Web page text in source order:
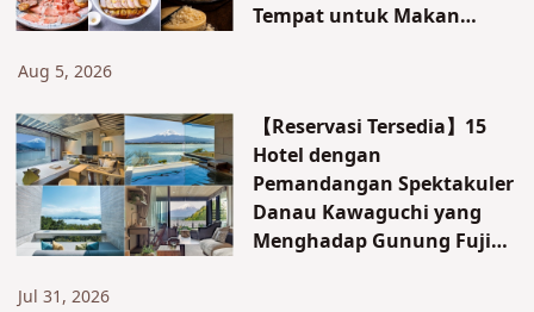
Tempat untuk Makan
Aug 5, 2026
【Reservasi Tersedia】15
Hotel dengan
Pemandangan Spektakuler
Danau Kawaguchi yang
Menghadap Gunung Fuji｜
Jul 31, 2026